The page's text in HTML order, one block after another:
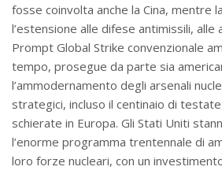
fosse coinvolta anche la Cina, mentre
l’estensione alle difese antimissili, alle
Prompt Global Strike convenzionale
tempo, prosegue da parte sia
l’ammodernamento degli arsenali
strategici, incluso il centinaio di
schierate in Europa. Gli Stati Uniti
l’enorme programma trentennale di
loro forze nucleari, con un